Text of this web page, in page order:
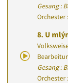
Gesang :
Orchester
8. U
Gesang :
Orchester